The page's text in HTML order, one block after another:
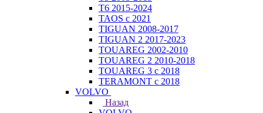
T6 2015-2024
TAOS с 2021
TIGUAN 2008-2017
TIGUAN 2 2017-2023
TOUAREG 2002-2010
TOUAREG 2 2010-2018
TOUAREG 3 с 2018
TERAMONT с 2018
VOLVO
Назад